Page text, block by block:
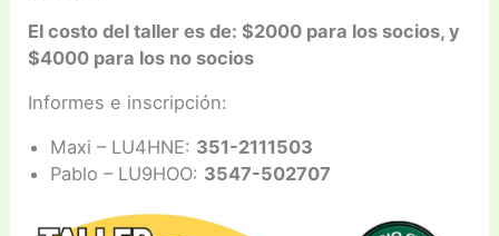
El costo del taller es de: $2000 para los socios, y
$4000 para los no socios
Informes e inscripción:
Maxi – LU4HNE: 351-2111503
Pablo – LU9HOO: 3547-502707